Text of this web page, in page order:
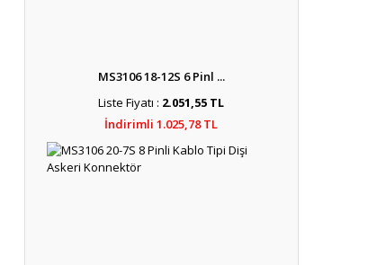
MS3106 18-12S 6 Pinl ...
Liste Fiyatı : 2.051,55 TL
İndirimli 1.025,78 TL